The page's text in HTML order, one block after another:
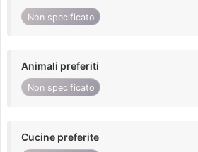
Non specificato
Animali preferiti
Non specificato
Cucine preferite